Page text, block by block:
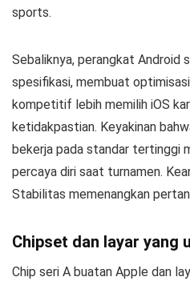
sports.
Sebaliknya, perangkat Android
spesifikasi, membuat
kompetitif lebih memilih iOS
ketidakpastian. Keyakinan
bekerja pada standar tertinggi
percaya diri saat turnamen.
Stabilitas memenangkan
Chipset dan layar yang
Chip seri A buatan Apple dan